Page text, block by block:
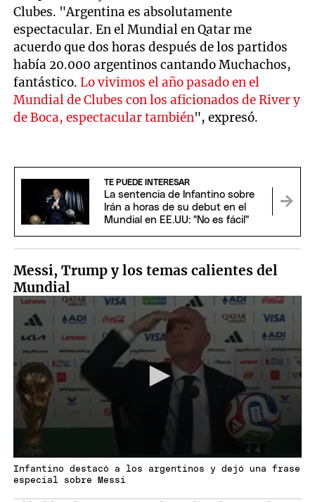
Clubes. "Argentina es absolutamente
espectacular. En el Mundial en Qatar me
acuerdo que dos horas después de los partidos
había 20.000 argentinos cantando Muchachos,
fantástico.Lo vivimos el año pasado en el
Mundial de Clubes con los aficionados de River y
de Boca, espectacular también", expresó.
TE PUEDE INTERESAR
La sentencia de Infantino sobre
Irán a horas de su debut en el
Mundial en EE.UU: "No es fácil"
Messi, Trump y los temas calientes del
Mundial
Infantino destacó a los argentinos y dejó una frase
especial sobre Messi